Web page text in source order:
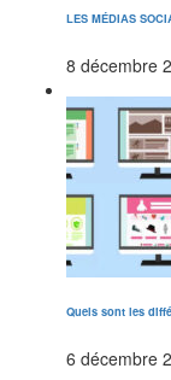
LES MÉDIAS
8 décembre
Quels sont les
6 décembre